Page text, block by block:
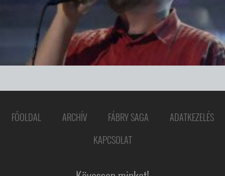
FŐOLDAL ARCHÍV FÁBRY SAGA
ADATKEZELÉS
KAPCSOLAT